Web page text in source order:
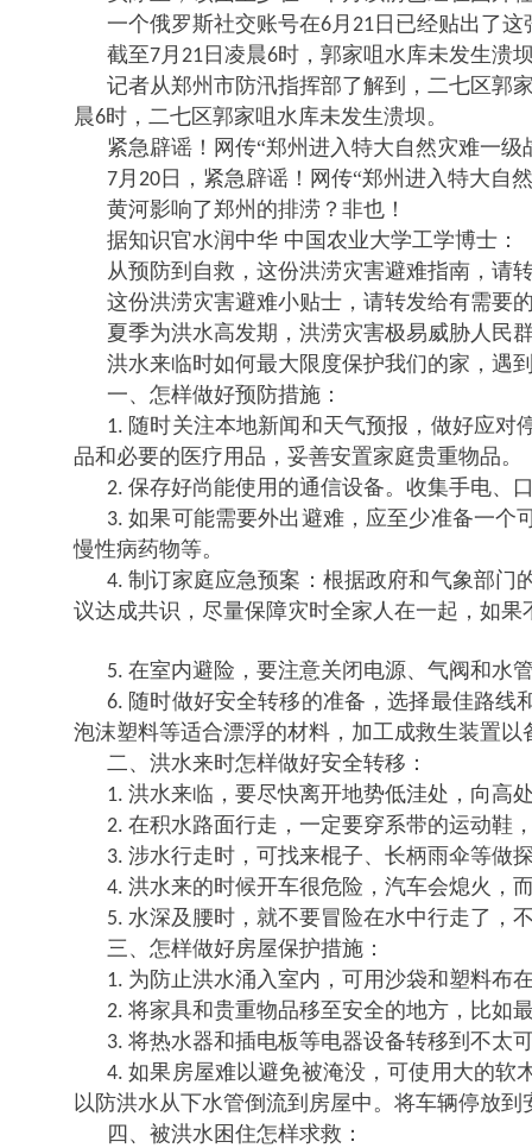
一个俄罗斯社交账号在6月 21 日已经贴出了
截至7月 21 日凌晨6时，郭家咀水库未发生溃
记者从郑州市防汛指挥部了解到，二七区郭
晨6时，二七区郭家咀水库未发生溃坝。
紧急辟谣！网传“郑州进入特大自然灾难一
7月 20 日，紧急辟谣！网传“郑州进入特大自
黄河影响了郑州的排涝？非也！
据知识官水润中华 中国农业大学工学博士：
从预防到自救，这份洪涝灾害避难指南，请
这份洪涝灾害避难小贴士，请转发给有需要
夏季为洪水高发期，洪涝灾害极易威胁人民
洪水来临时如何最大限度保护我们的家，遇
一、怎样做好预防措施：
1. 随时关注本地新闻和天气预报，做好应对
品和必要的医疗用品，妥善安置家庭贵重物品。
2. 保存好尚能使用的通信设备。收集手电、
3.如果可能需要外出避难，应至少准备一个
慢性病药物等。
4.制订家庭应急预案：根据政府和气象部门
议达成共识，尽量保障灾时全家人在一起，如
5. 在室内避险，要注意关闭电源、气阀和水
6. 随时做好安全转移的准备，选择最佳路线
泡沫塑料等适合漂浮的材料，加工成救生装置以
二、洪水来时怎样做好安全转移：
1. 洪水来临，要尽快离开地势低洼处，向高
2. 在积水路面行走，一定要穿系带的运动鞋
3. 涉水行走时，可找来棍子、长柄雨伞等做
4. 洪水来的时候开车很危险，汽车会熄火，
5. 水深及腰时，就不要冒险在水中行走了，
三、怎样做好房屋保护措施：
1. 为防止洪水涌入室内，可用沙袋和塑料布
2. 将家具和贵重物品移至安全的地方，比如
3. 将热水器和插电板等电器设备转移到不太
4.如果房屋难以避免被淹没，可使用大的软
以防洪水从下水管倒流到房屋中。将车辆停放到
四、被洪水困住怎样求救：